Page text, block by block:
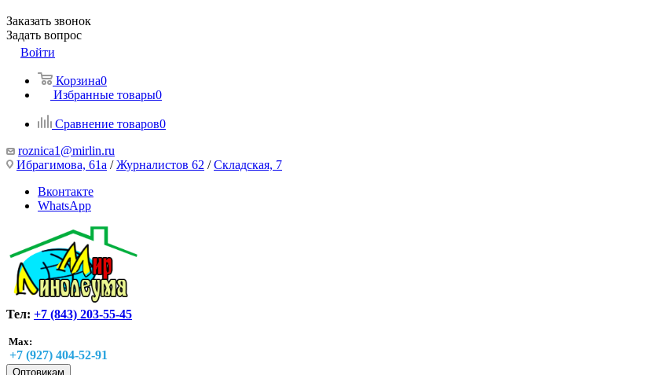
Заказать звонок
Задать вопрос
Войти
Корзина0
Избранные товары0
Сравнение товаров0
roznica1@mirlin.ru
Ибрагимова, 61а /Журналистов 62 /Складская, 7
Вконтакте
WhatsApp
Тел: +7 (843) 203-55-45
Max:
+7 (927) 404-52-91
Оптовикам